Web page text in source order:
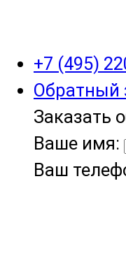
+7 (495)
Обратный
Заказать
Ваше имя:
Ваш